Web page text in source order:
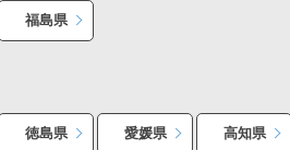
福島県
徳島県 愛媛県 高知県